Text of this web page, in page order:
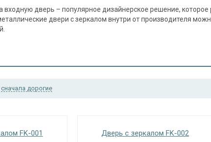
входную дверь – популярное дизайнерское решение,
двери с зеркалом внутри от производителя
сначала дорогие
FK-001 Дверь с зеркалом FK-002